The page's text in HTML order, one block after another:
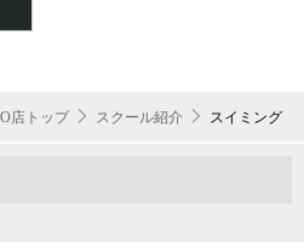
ーム修正）
を済ませてください。それ以降の
店トップ スクール紹介 スイミング